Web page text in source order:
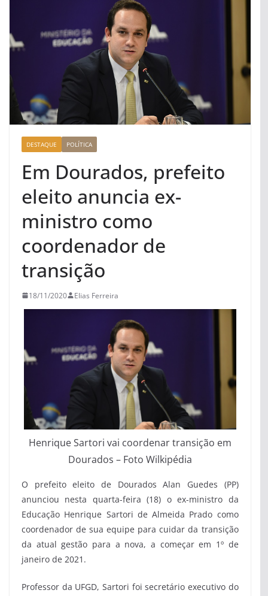
DESTAQUE POLÍTICA
Em Dourados, prefeito
eleito anuncia ex-
ministro como
coordenador de
transição
18/11/2020 Elias Ferreira
Henrique Sartori vai coordenar transição em
Dourados – Foto Wilkipédia
O prefeito eleito de Dourados Alan Guedes (PP)
anunciou nesta quarta-feira (18) o ex-ministro da
Educação Henrique Sartori de Almeida Prado como
coordenador de sua equipe para cuidar da transição
da atual gestão para a nova, a começar em 1º de
janeiro de 2021.
Professor da UFGD, Sartori foi secretário executivo do